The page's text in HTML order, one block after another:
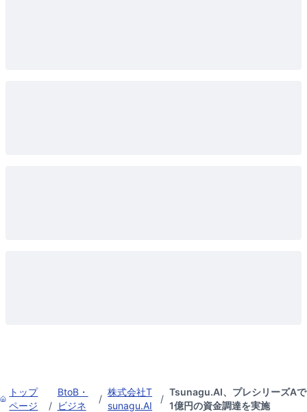
トップ
ページ
/
BtoB・
ビジネ
/
株式会社T
sunagu.AI
/
Tsunagu.AI、プレシリーズAで
1億円の資金調達を実施